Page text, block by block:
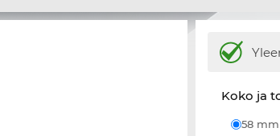
Koko ja
58 mm